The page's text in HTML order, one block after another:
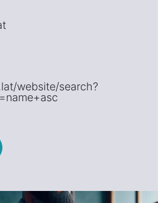
website/search?